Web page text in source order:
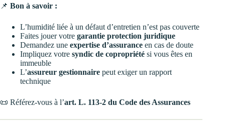
📌 Bon à savoir :
L’humidité liée à un défaut d’entretien n’est pas couverte
Faites jouer votre garantie protection juridique
Demandez une expertise d’assurance en cas de doute
Impliquez votre syndic de copropriété si vous êtes en
immeuble
L’assureur gestionnaire peut exiger un rapport
technique
📜 Référez-vous à l’art. L. 113-2 du Code des Assurances